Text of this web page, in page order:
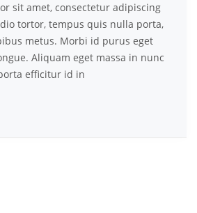
sit amet, consectetur adipiscing
tortor, tempus quis nulla porta,
metus. Morbi id purus eget
Aliquam eget massa in nunc
efficitur id in